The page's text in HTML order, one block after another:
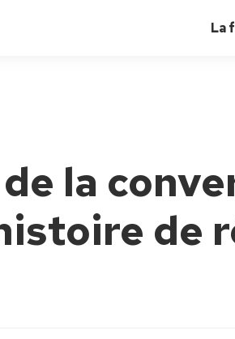
La
la
de